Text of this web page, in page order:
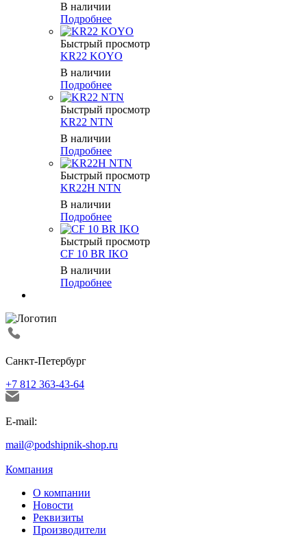
В наличии
Подробнее
Быстрый просмотр
KR22 KOYO
В наличии
Подробнее
Быстрый просмотр
KR22 NTN
В наличии
Подробнее
Быстрый просмотр
KR22H NTN
В наличии
Подробнее
Быстрый просмотр
CF 10 BR IKO
В наличии
Подробнее
Санкт-Петербург
+7 812 363-43-64
E-mail:
mail@podshipnik-shop.ru
Компания
О компании
Новости
Реквизиты
Производители